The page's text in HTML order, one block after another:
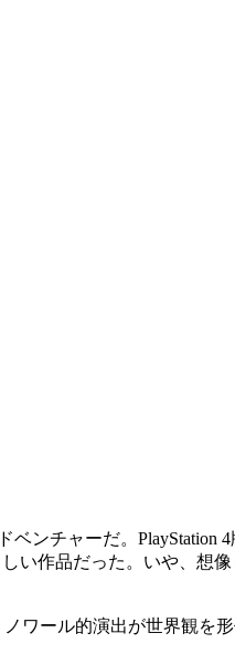
ンチャーだ。PlayStation
い作品だった。いや、想